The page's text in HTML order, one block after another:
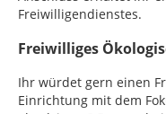
Freiwilligendienstes.
Freiwilliges
Ihr würdet gern einen
Einrichtung mit dem